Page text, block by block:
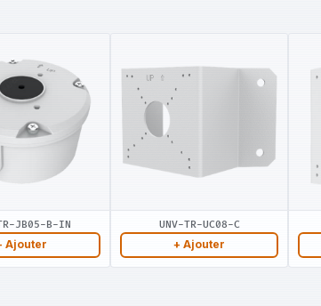
JB05-B-IN
Ajouter
UNV-TR-UC08-C
+ Ajouter